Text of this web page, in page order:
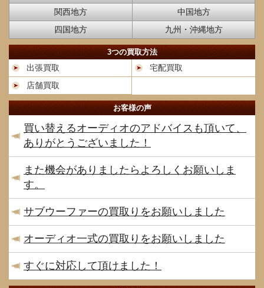
関西地方
中国地方
四国地方
九州・沖縄地方
3つの買取方法
出張買取
宅配買取
店舗買取
お客様の声
買い替えるオーディオのアドバイスも頂いて、
ありがとうございました！
また機会がありましたらよろしくお願いしま
す。
サブウーファーの買取りをお願いしました
オーディオ一式の買取りをお願いしました
すぐに対応して頂けました！